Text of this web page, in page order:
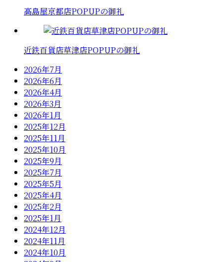
高島屋京都店POPUPの御礼
近鉄百貨店草津店POPUPの御礼
2026年7月
2026年6月
2026年4月
2026年3月
2026年1月
2025年12月
2025年11月
2025年10月
2025年9月
2025年7月
2025年5月
2025年4月
2025年2月
2025年1月
2024年12月
2024年11月
2024年10月